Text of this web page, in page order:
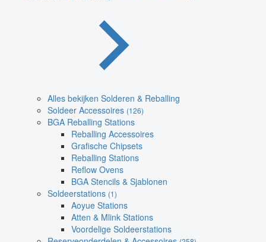
Alles bekijken Solderen & Reballing
Soldeer Accessoires (126)
BGA Reballing Stations
Reballing Accessoires
Grafische Chipsets
Reballing Stations
Reflow Ovens
BGA Stencils & Sjablonen
Soldeerstations (1)
Aoyue Stations
Atten & Mlink Stations
Voordelige Soldeerstations